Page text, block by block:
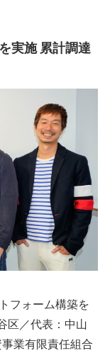
実施 累計調達
フォーム構築を
区／代表：中山
業有限責任組合